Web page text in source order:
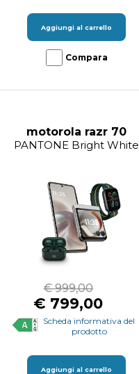
Aggiungi al carrello
Compara
motorola razr 70
PANTONE Bright White
€ 999,00
€ 799,00
Scheda informativa del
prodotto
Aggiungi al carrello